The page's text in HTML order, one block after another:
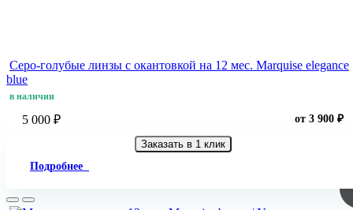
Серо-голубые линзы c окантовкой на 12 мес. Marquise elegance
blue
в наличии
5 000 ₽ от 3 900 ₽
Заказать в 1 клик
Подробнее